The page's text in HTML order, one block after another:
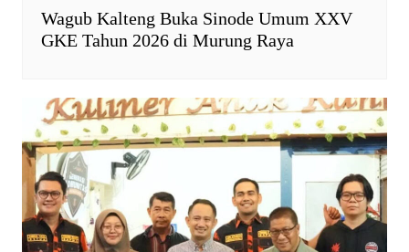
Wagub Kalteng Buka Sinode Umum XXV
GKE Tahun 2026 di Murung Raya